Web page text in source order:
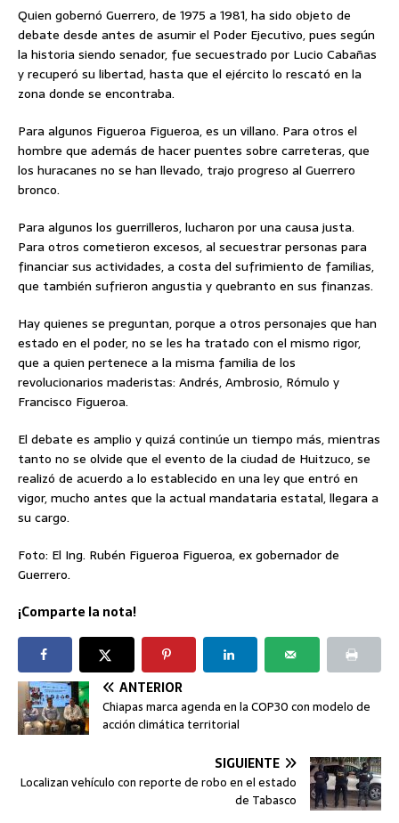
Quien gobernó Guerrero, de 1975 a 1981, ha sido objeto de
debate desde antes de asumir el Poder Ejecutivo, pues según
la historia siendo senador, fue secuestrado por Lucio Cabañas
y recuperó su libertad, hasta que el ejército lo rescató en la
zona donde se encontraba.
Para algunos Figueroa Figueroa, es un villano. Para otros el
hombre que además de hacer puentes sobre carreteras, que
los huracanes no se han llevado, trajo progreso al Guerrero
bronco.
Para algunos los guerrilleros, lucharon por una causa justa.
Para otros cometieron excesos, al secuestrar personas para
financiar sus actividades, a costa del sufrimiento de familias,
que también sufrieron angustia y quebranto en sus finanzas.
Hay quienes se preguntan, porque a otros personajes que han
estado en el poder, no se les ha tratado con el mismo rigor,
que a quien pertenece a la misma familia de los
revolucionarios maderistas: Andrés, Ambrosio, Rómulo y
Francisco Figueroa.
El debate es amplio y quizá continúe un tiempo más, mientras
tanto no se olvide que el evento de la ciudad de Huitzuco, se
realizó de acuerdo a lo establecido en una ley que entró en
vigor, mucho antes que la actual mandataria estatal, llegara a
su cargo.
Foto: El Ing. Rubén Figueroa Figueroa, ex gobernador de
Guerrero.
¡Comparte la nota!
ANTERIOR
Chiapas marca agenda en la COP30 con modelo de
acción climática territorial
SIGUIENTE
Localizan vehículo con reporte de robo en el estado
de Tabasco